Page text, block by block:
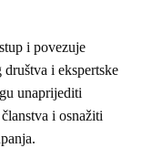
i povezuje
i ekspertske
unaprijediti
i osnažiti